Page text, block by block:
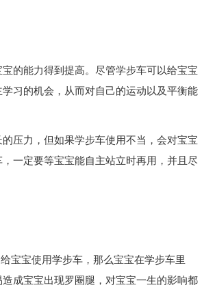
的能力得到提高。尽管学步车可以给宝宝
习的机会，从而对自己的运动以及平衡能
压力，但如果学步车使用不当，会对宝宝
一定要等宝宝能自主站立时再用，并且尽
宝宝使用学步车，那么宝宝在学步车里
成宝宝出现罗圈腿，对宝宝一生的影响都